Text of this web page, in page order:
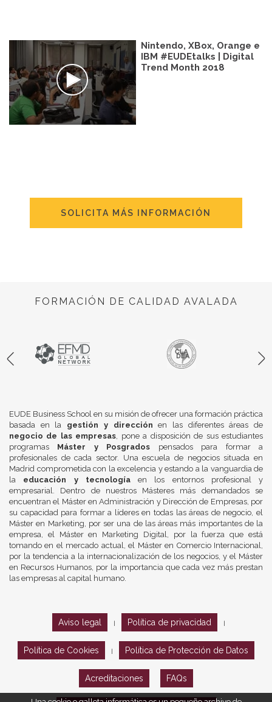
Nintendo, XBox, Orange e
IBM #EUDEtalks | Digital
Trend Month 2018
SOLICITA MÁS INFORMACIÓN
FORMACIÓN DE CALIDAD AVALADA
EUDE Business School en su misión de ofrecer una formación práctica
basada en la gestión y dirección en las diferentes áreas de
negocio de las empresas, pone a disposición de sus estudiantes
programas Máster y Posgrados pensados para formar a
profesionales de cada sector. Una escuela de negocios situada en
Madrid comprometida con la excelencia y estando a la vanguardia de
la educación y tecnologíaen los entornos profesional y
empresarial. Dentro de nuestros Másteres más demandados se
encuentran el Máster en Administración y Dirección de Empresas, por
su capacidad para formar a líderes en todas las áreas de negocio, el
Máster en Marketing, por ser una de las áreas más importantes de la
empresa, el Máster en Marketing Digital, por la fuerza que está
tomando en el mercado actual, el Máster en Comercio Internacional,
por la tendencia a la internacionalización de los negocios, y el Máster
en Recursos Humanos, por la importancia que cada vez más prestan
las empresas al capital humano.
Aviso legal Política de privacidad
Política de Cookies Política de Protección de Datos
Acreditaciones FAQs